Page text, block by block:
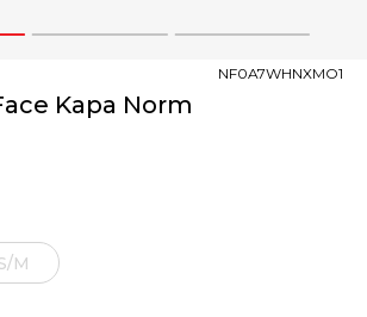
2 3
Kapa Norm
NF0A7WHNXMO1
M